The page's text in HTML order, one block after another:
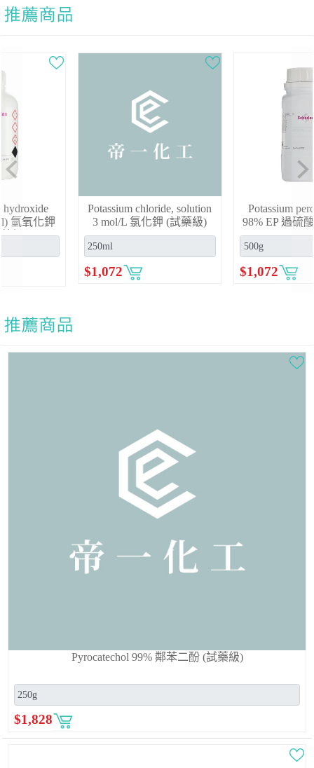
Pyrocatechol 99% 鄰苯二酚 (試藥級)
$1,828
Potassium chloride, solution
3 mol/L 氯化鉀 (試藥級)
Potassium peroxodisulfate
98% EP 過硫酸鉀 (試藥級)
Previous